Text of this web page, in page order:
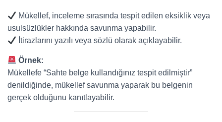
Mükellef, inceleme sırasında tespit edilen eksiklik veya
usulsüzlükler hakkında savunma yapabilir.
İtirazlarını yazılı veya sözlü olarak açıklayabilir.
Örnek:
Mükellefe “Sahte belge kullandığınız tespit edilmiştir”
denildiğinde, mükellef savunma yaparak bu belgenin
gerçek olduğunu kanıtlayabilir.